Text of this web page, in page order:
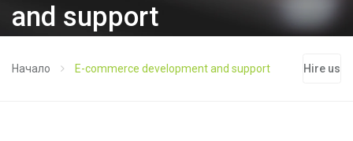
and support
Начало E-commerce development and support Hire us